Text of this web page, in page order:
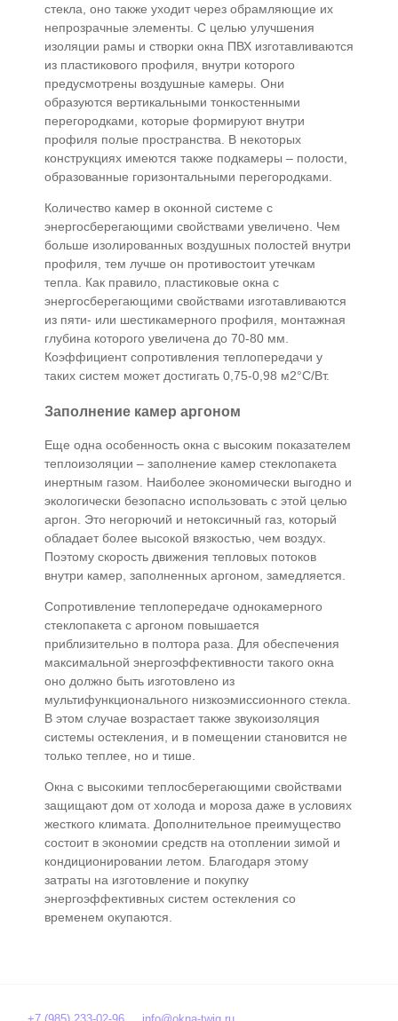
стекла, оно также уходит через обрамляющие их
непрозрачные элементы. С целью улучшения
изоляции рамы и створки окна ПВХ изготавливаются
из пластикового профиля, внутри которого
предусмотрены воздушные камеры. Они
образуются вертикальными тонкостенными
перегородками, которые формируют внутри
профиля полые пространства. В некоторых
конструкциях имеются также подкамеры – полости,
образованные горизонтальными перегородками.
Количество камер в оконной системе с
энергосберегающими свойствами увеличено. Чем
больше изолированных воздушных полостей внутри
профиля, тем лучше он противостоит утечкам
тепла. Как правило, пластиковые окна с
энергосберегающими свойствами изготавливаются
из пяти- или шестикамерного профиля, монтажная
глубина которого увеличена до 70-80 мм.
Коэффициент сопротивления теплопередачи у
таких систем может достигать 0,75-0,98 м2°С/Вт.
Заполнение камер аргоном
Еще одна особенность окна с высоким показателем
теплоизоляции – заполнение камер стеклопакета
инертным газом. Наиболее экономически выгодно и
экологически безопасно использовать с этой целью
аргон. Это негорючий и нетоксичный газ, который
обладает более высокой вязкостью, чем воздух.
Поэтому скорость движения тепловых потоков
внутри камер, заполненных аргоном, замедляется.
Сопротивление теплопередаче однокамерного
стеклопакета с аргоном повышается
приблизительно в полтора раза. Для обеспечения
максимальной энергоэффективности такого окна
оно должно быть изготовлено из
мультифункционального низкоэмиссионного стекла.
В этом случае возрастает также звукоизоляция
системы остекления, и в помещении становится не
только теплее, но и тише.
Окна с высокими теплосберегающими свойствами
защищают дом от холода и мороза даже в условиях
жесткого климата. Дополнительное преимущество
состоит в экономии средств на отоплении зимой и
кондиционировании летом. Благодаря этому
затраты на изготовление и покупку
энергоэффективных систем остекления со
временем окупаются.